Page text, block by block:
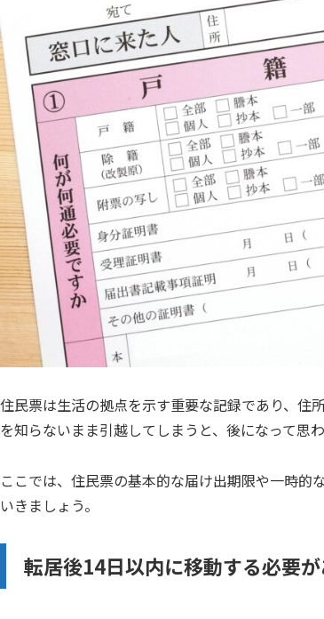
住民票は生活の拠点を示す重要な記録であり、住
を知らないまま引越してしまうと、後になって思
ここでは、住民票の基本的な届け出期限や一時
いきましょう。
転居後14日以内に移動する必要が